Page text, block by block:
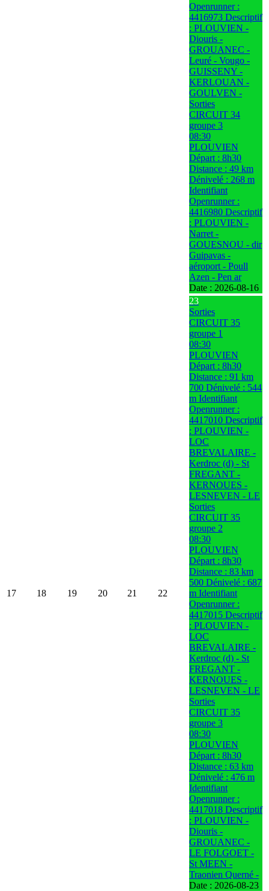
Openrunner :
4416973 Descriptif
: PLOUVIEN -
Diouris -
GROUANEC -
Leuré - Vougo -
GUISSENY -
KERLOUAN -
GOULVEN -
Sorties
CIRCUIT 34
groupe 3
08:30
PLOUVIEN
Départ : 8h30
Distance : 49 km
Dénivelé : 268 m
Identifiant
Openrunner :
4416980 Descriptif
: PLOUVIEN -
Narret -
GOUESNOU - dir
Guipavas -
aéroport - Poull
Azen - Pen ar
Date : 2026-08-16
17 18 19 20 21 22
23
Sorties
CIRCUIT 35
groupe 1
08:30
PLOUVIEN
Départ : 8h30
Distance : 91 km
700 Dénivelé : 544
m Identifiant
Openrunner :
4417010 Descriptif
: PLOUVIEN -
LOC
BREVALAIRE -
Kerdroc (d) - St
FREGANT -
KERNOUES -
LESNEVEN - LE
Sorties
CIRCUIT 35
groupe 2
08:30
PLOUVIEN
Départ : 8h30
Distance : 83 km
500 Dénivelé : 687
m Identifiant
Openrunner :
4417015 Descriptif
: PLOUVIEN -
LOC
BREVALAIRE -
Kerdroc (d) - St
FREGANT -
KERNOUES -
LESNEVEN - LE
Sorties
CIRCUIT 35
groupe 3
08:30
PLOUVIEN
Départ : 8h30
Distance : 63 km
Dénivelé : 476 m
Identifiant
Openrunner :
4417018 Descriptif
: PLOUVIEN -
Diouris -
GROUANEC -
LE FOLGOET -
St MEEN -
Traonien Querné -
Date : 2026-08-23